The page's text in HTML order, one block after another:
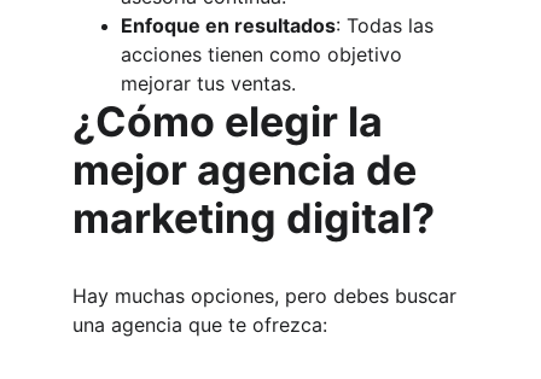
Enfoque en resultados: Todas las
acciones tienen como objetivo
mejorar tus ventas.
¿Cómo elegir la
mejor agencia de
marketing digital?
Hay muchas opciones, pero debes buscar
una agencia que te ofrezca: